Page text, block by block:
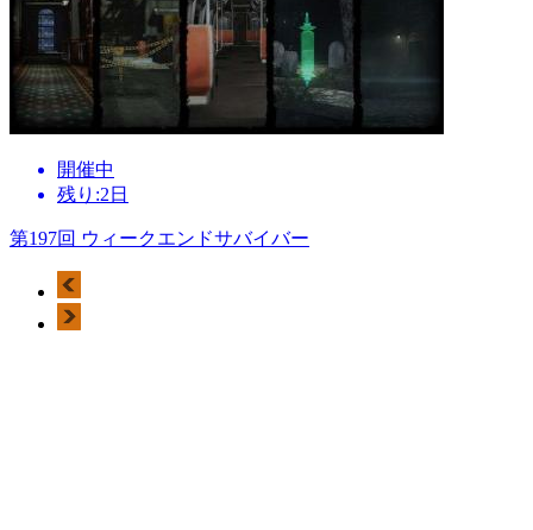
開催中
残り:2日
第197回 ウィークエンドサバイバー